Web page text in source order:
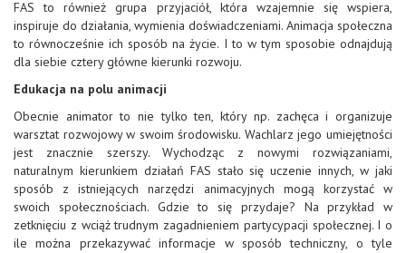
FAS to również grupa przyjaciół, która wzajemnie się wspiera,
inspiruje do działania, wymienia doświadczeniami. Animacja społeczna
to równocześnie ich sposób na życie. I to w tym sposobie odnajdują
dla siebie cztery główne kierunki rozwoju.
Edukacja na polu animacji
Obecnie animator to nie tylko ten, który np. zachęca i organizuje
warsztat rozwojowy w swoim środowisku. Wachlarz jego umiejętności
jest znacznie szerszy. Wychodząc z nowymi rozwiązaniami,
naturalnym kierunkiem działań FAS stało się uczenie innych, w jaki
sposób z istniejących narzędzi animacyjnych mogą korzystać w
swoich społecznościach. Gdzie to się przydaje? Na przykład w
zetknięciu z wciąż trudnym zagadnieniem partycypacji społecznej. I o
ile można przekazywać informacje w sposób techniczny, o tyle